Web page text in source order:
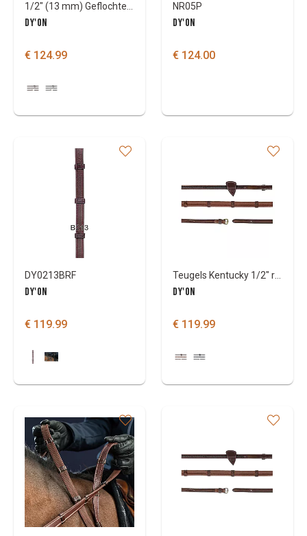
DY'ON
€ 124.99
NR05P
DY'ON
€ 124.00
DY0213BRF
DY'ON
€ 119.99
DY'ON
€ 119.99